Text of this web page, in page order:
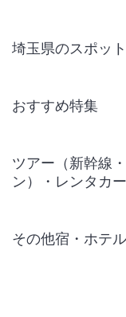
埼玉県のスポッ
おすすめ特集
ツアー（新幹線
ン）・レンタカ
その他宿・ホテ